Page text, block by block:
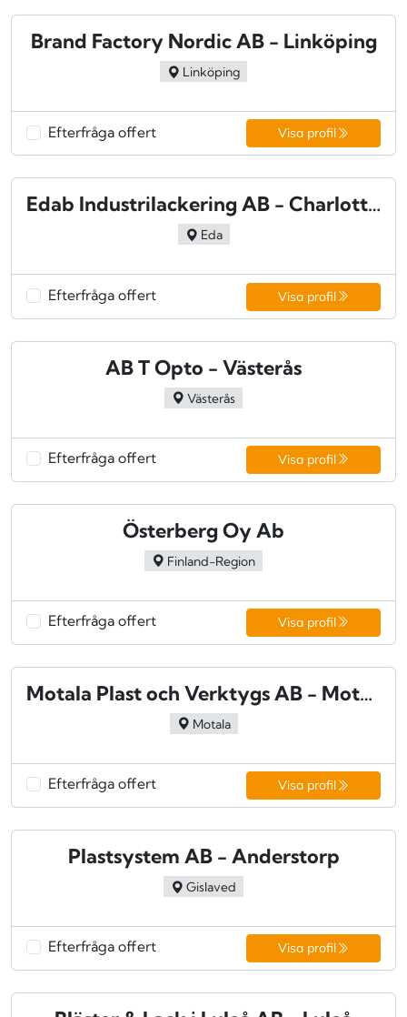
Brand Factory Nordic AB - Linköping
Linköping
Efterfråga offert Visa profil
Edab Industrilackering AB - Charlottenberg
Eda
Efterfråga offert Visa profil
AB T Opto - Västerås
Västerås
Efterfråga offert Visa profil
Österberg Oy Ab
Finland-Region
Efterfråga offert Visa profil
Motala Plast och Verktygs AB - Motala
Motala
Efterfråga offert Visa profil
Plastsystem AB - Anderstorp
Gislaved
Efterfråga offert Visa profil